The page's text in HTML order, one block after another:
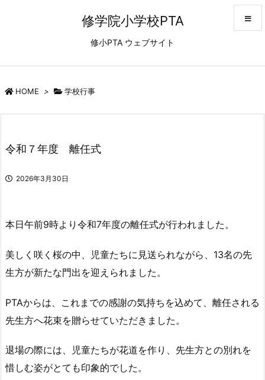
修学院小学校PTA
修小PTA ウェブサイト
HOME > 学校行事
令和７年度 離任式
2026年3月30日
本日午前9時より令和7年度の離任式が行われました。
美しく咲く桜の中、児童たちに見送られながら、13名の先
生方が新たな門出を迎えられました。
PTAからは、これまでの感謝の気持ちを込めて、離任される
先生方へ花束を贈らせていただきました。
退場の際には、児童たちが花道を作り、先生方との別れを
惜しむ姿がとても印象的でした。